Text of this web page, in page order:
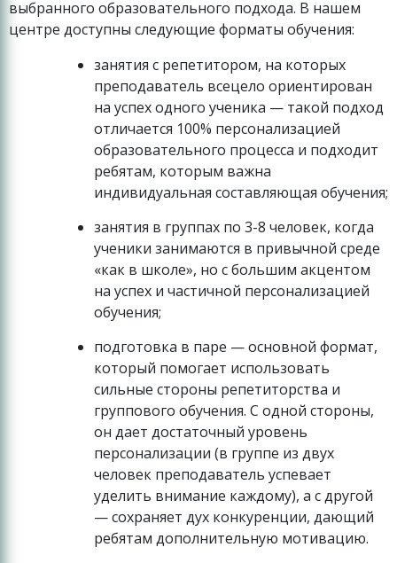
выбранного образовательного подхода. В нашем
центре доступны следующие форматы обучения:
занятия с репетитором, на которых
преподаватель всецело ориентирован
на успех одного ученика — такой подход
отличается 100% персонализацией
образовательного процесса и подходит
ребятам, которым важна
индивидуальная составляющая обучения;
занятия в группах по 3-8 человек, когда
ученики занимаются в привычной среде
«как в школе», но с большим акцентом
на успех и частичной персонализацией
обучения;
подготовка в паре — основной формат,
который помогает использовать
сильные стороны репетиторства и
группового обучения. С одной стороны,
он дает достаточный уровень
персонализации (в группе из двух
человек преподаватель успевает
уделить внимание каждому), а с другой
— сохраняет дух конкуренции, дающий
ребятам дополнительную мотивацию.